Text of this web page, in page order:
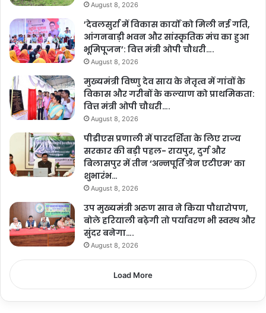
August 8, 2026
’देवलसुर्रा में विकास कार्यों को मिली नई गति,
आंगनबाड़ी भवन और सांस्कृतिक मंच का हुआ
भूमिपूजन’: वित्त मंत्री ओपी चौधरी….
August 8, 2026
मुख्यमंत्री विष्णु देव साय के नेतृत्व में गांवों के
विकास और गरीबों के कल्याण को प्राथमिकता:
वित्त मंत्री ओपी चौधरी….
August 8, 2026
पीडीएस प्रणाली में पारदर्शिता के लिए राज्य
सरकार की बड़ी पहल- रायपुर, दुर्ग और
बिलासपुर में तीन ‘अन्नपूर्ति ग्रेन एटीएम‘ का
शुभारंभ…
August 8, 2026
उप मुख्यमंत्री अरुण साव ने किया पौधारोपण,
बोले हरियाली बढ़ेगी तो पर्यावरण भी स्वस्थ और
सुंदर बनेगा….
August 8, 2026
Load More